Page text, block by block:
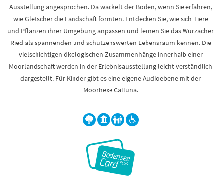
Ausstellung angesprochen. Da wackelt der Boden, wenn Sie erfahren,
wie Gletscher die Landschaft formten. Entdecken Sie, wie sich Tiere
und Pflanzen ihrer Umgebung anpassen und lernen Sie das Wurzacher
Ried als spannenden und schützenswerten Lebensraum kennen. Die
vielschichtigen ökologischen Zusammenhänge innerhalb einer
Moorlandschaft werden in der Erlebnisausstellung leicht verständlich
dargestellt. Für Kinder gibt es eine eigene Audioebene mit der
Moorhexe Calluna.